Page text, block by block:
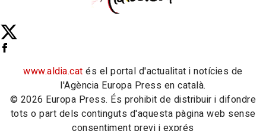
www.aldia.cat és el portal d'actualitat i notícies de
l'Agència Europa Press en català.
© 2026 Europa Press. És prohibit de distribuir i difondre
tots o part dels continguts d'aquesta pàgina web sense
consentiment previ i exprés